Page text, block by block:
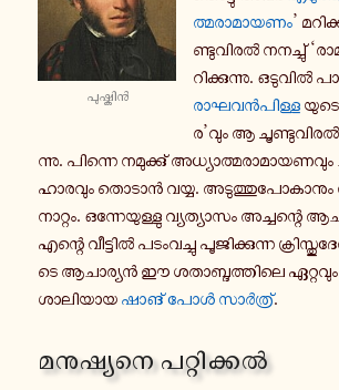
പു­ഷ്കിൻ
ത്മ­രാ­മാ­യ­ണം’
ണ്ടു­വി­രൽ ന­ന­ച്ചു്
റി­ക്കു­ന്നു. ഒ­ടു­വിൽ
രാ­ഘ­വൻ­പി­ള്ള
ര’വും ആ
ന്നു. പി­ന്നെ ന­മു­ക്കു്
ഹാ­ര­വും തൊടാൻ വയ്യ. അ­ടു­ത്തു­പോ­കാ­നും
നാ­റ്റം. ഒ­ന്നേ­യു­ള്ളു വ്യ­ത്യാ­സം അ­ച്ച­ന്റെ
എന്റെ വീ­ട്ടിൽ പ­ടം­വ­ച്ചു പൂ­ജി­ക്കു­ന്ന
ടെ ആ­ചാ­ര്യൻ ഈ ശ­താ­ബ്ദ­ത്തി­ലെ
ശാ­ലി­യാ­യ ഷാങ് പോൾ സാർ­ത്ര്.
മ­നു­ഷ്യ­നെ പ­റ്റി­ക്കൽ